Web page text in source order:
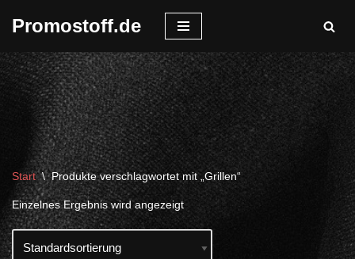
Inhalt
springen
Promostoff.de
Start \ Produkte verschlagwortet mit „Grillen“
Einzelnes Ergebnis wird angezeigt